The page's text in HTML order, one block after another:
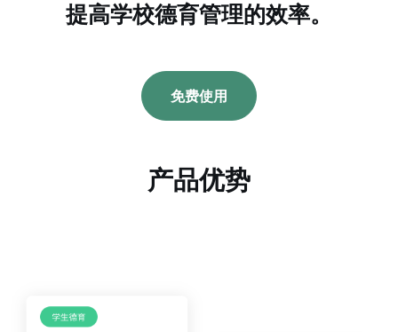
提高学校德育管理的效率。
免费使用
产品优势